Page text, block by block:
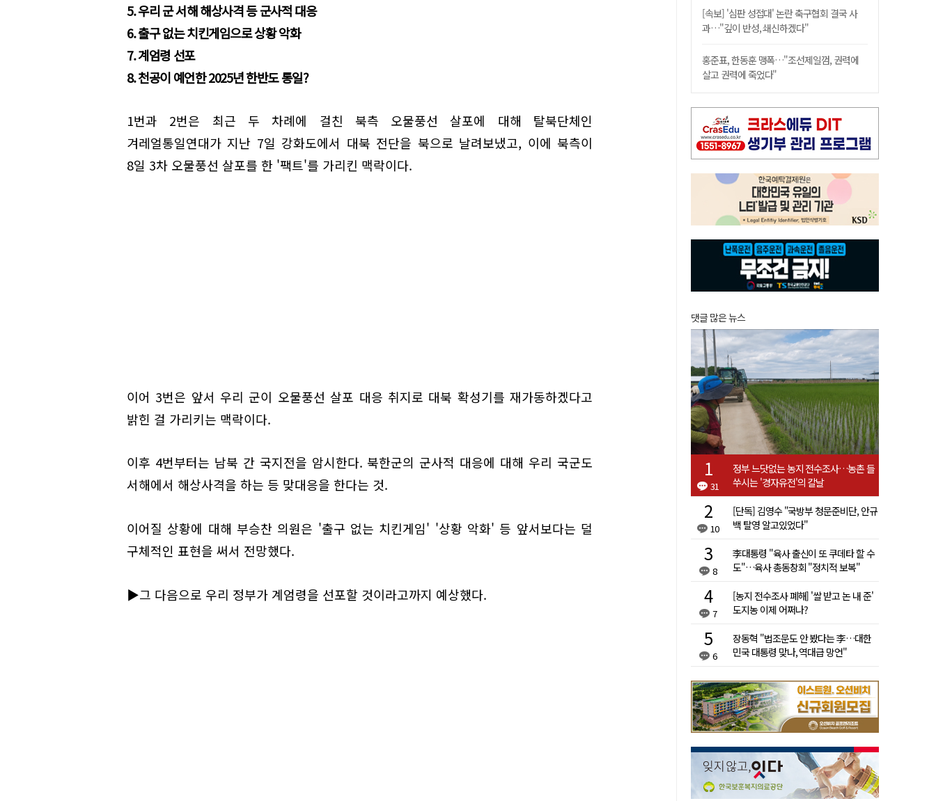
5. 우리 군 서해 해상사격 등 군사적 대응
6. 출구 없는 치킨게임으로 상황 악화
7. 계엄령 선포
8. 천공이 예언한 2025년 한반도 통일?
1번과 2번은 최근 두 차례에 걸친 북측 오물풍선 살포에 대해 탈북단체인
겨레얼통일연대가 지난 7일 강화도에서 대북 전단을 북으로 날려보냈고, 이에 북측이
8일 3차 오물풍선 살포를 한 '팩트'를 가리킨 맥락이다.
이어 3번은 앞서 우리 군이 오물풍선 살포 대응 취지로 대북 확성기를 재가동하겠다고
밝힌 걸 가리키는 맥락이다.
이후 4번부터는 남북 간 국지전을 암시한다. 북한군의 군사적 대응에 대해 우리 국군도
서해에서 해상사격을 하는 등 맞대응을 한다는 것.
이어질 상황에 대해 부승찬 의원은 '출구 없는 치킨게임' '상황 악화' 등 앞서보다는 덜
구체적인 표현을 써서 전망했다.
▶그 다음으로 우리 정부가 계엄령을 선포할 것이라고까지 예상했다.
[속보] '심판 성접대' 논란 축구협회 결국 사
과…"깊이 반성, 쇄신하겠다"
홍준표, 한동훈 맹폭…"조선제일껌, 권력에
살고 권력에 죽었다"
댓글 많은 뉴스
31
정부 느닷없는 농지 전수조사…농촌 들
쑤시는 '경자유전'의 칼날
10
[단독] 김영수 "국방부 청문준비단, 안규
백 탈영 알고있었다"
8
李대통령 "육사 출신이 또 쿠데타 할 수
도"…육사 총동창회 "정치적 보복"
7
[농지 전수조사 폐해] '쌀 받고 논 내 준'
도지농 이제 어쩌나?
6
장동혁 "법조문도 안 봤다는 李…대한
민국 대통령 맞나, 역대급 망언"